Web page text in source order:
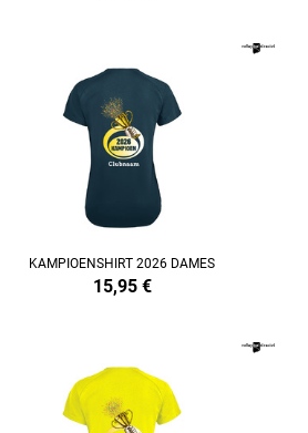
KAMPIOENSHIRT 2026 DAMES
15,95 €